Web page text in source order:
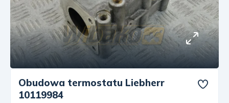
Obudowa termostatu Liebherr
10119984